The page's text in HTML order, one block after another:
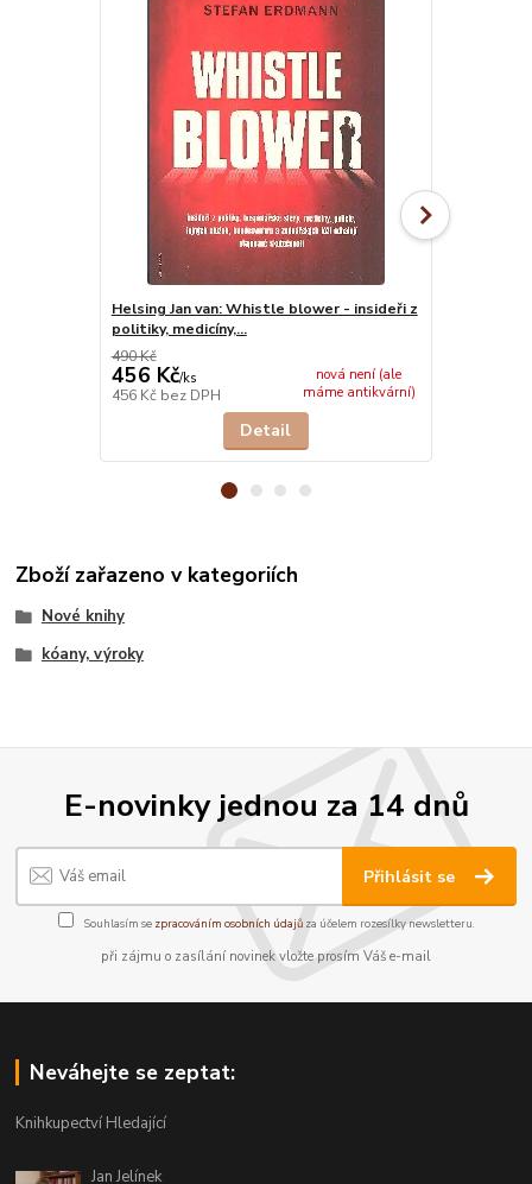
Helsing Jan van: Whistle blower - insideři z
politiky, medicíny,...
490 Kč
456 Kč/ks
456 Kč bez DPH
nová není (ale
máme antikvární)
Detail
Zboží zařazeno v kategoriích
Nové knihy
kóany, výroky
E-novinky jednou za 14 dnů
Přihlásit se
Souhlasím se zpracováním osobních údajůza účelem rozesílky newsletteru.
při zájmu o zasílání novinek vložte prosím Váš e-mail
Neváhejte se zeptat:
Knihkupectví Hledající
Jan Jelínek